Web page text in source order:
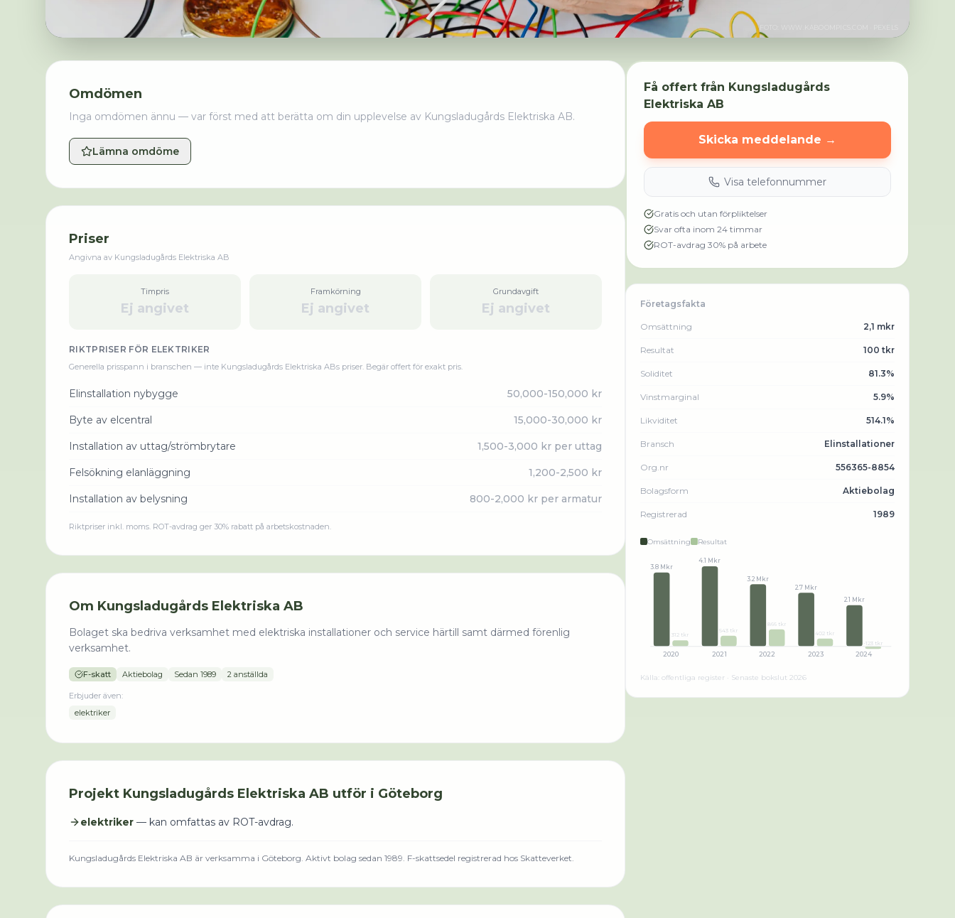
Omdömen
Inga omdömen ännu — var först med att berätta om din upplevelse av Kungsladugårds Elektriska AB.
Lämna omdöme
Priser
Angivna av Kungsladugårds Elektriska AB
Timpris
Ej angivet
Framkörning
Ej angivet
Grundavgift
Ej angivet
RIKTPRISER FÖR ELEKTRIKER
Generella prisspann i branschen — inte Kungsladugårds Elektriska ABs priser. Begär offert för exakt pris.
Elinstallation nybygge 50,000-150,000 kr
Byte av elcentral 15,000-30,000 kr
Installation av uttag/strömbrytare 1,500-3,000 kr per uttag
Felsökning elanläggning 1,200-2,500 kr
Installation av belysning 800-2,000 kr per armatur
Riktpriser inkl. moms. ROT-avdrag ger 30% rabatt på arbetskostnaden.
Om Kungsladugårds Elektriska AB
Bolaget ska bedriva verksamhet med elektriska installationer och service härtill samt därmed förenlig
verksamhet.
F-skatt Aktiebolag Sedan 1989 2 anställda
Erbjuder även:
elektriker
Projekt Kungsladugårds Elektriska AB utför i Göteborg
elektriker — kan omfattas av ROT-avdrag.
Kungsladugårds Elektriska AB är verksamma i Göteborg. Aktivt bolag sedan 1989. F-skattsedel registrerad hos Skatteverket.
Få offert från Kungsladugårds
Elektriska AB
Skicka meddelande →
Visa telefonnummer
Gratis och utan förpliktelser
Svar ofta inom 24 timmar
ROT-avdrag 30% på arbete
Företagsfakta
Omsättning 2,1 mkr
Resultat 100 tkr
Soliditet 81.3%
Vinstmarginal 5.9%
Likviditet 514.1%
Bransch Elinstallationer
Org.nr 556365-8854
Bolagsform Aktiebolag
Registrerad 1989
Omsättning Resultat
3.8 Mkr
312 tkr
2020
4.1 Mkr
543 tkr
2021
3.2 Mkr
866 tkr
2022
2.7 Mkr
402 tkr
2023
2.1 Mkr
-123 tkr
2024
Källa: offentliga register · Senaste bokslut 2026